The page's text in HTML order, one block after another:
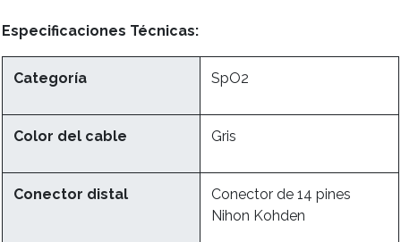
Especificaciones Técnicas:
Categoría SpO2
Color del cable Gris
Conector distal
Conector de 14 pines
Nihon Kohden